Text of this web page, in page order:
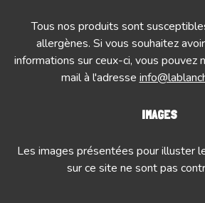
Tous nos produits sont
allergènes. Si vous souhaitez
informations sur ceux-ci, vous pouvez
mail à l'adresse
IMAGES
Les images présentées pour illuster
sur ce site ne sont pas